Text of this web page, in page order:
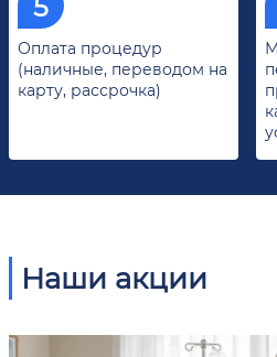
Оплата процедур
(наличные, переводом на
карту, рассрочка)
Наши акции